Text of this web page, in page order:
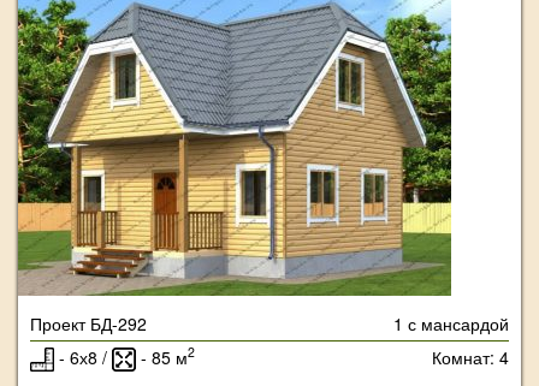
Проект БД-292
1 с мансардой
- 6х8 /
- 85 м2 Комнат: 4